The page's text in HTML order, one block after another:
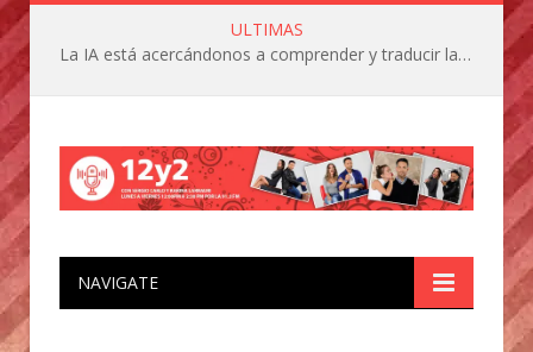
ULTIMAS
La IA está acercándonos a comprender y traducir las vocalizaciones y comportamientos de nuestras mascotas
NAVIGATE